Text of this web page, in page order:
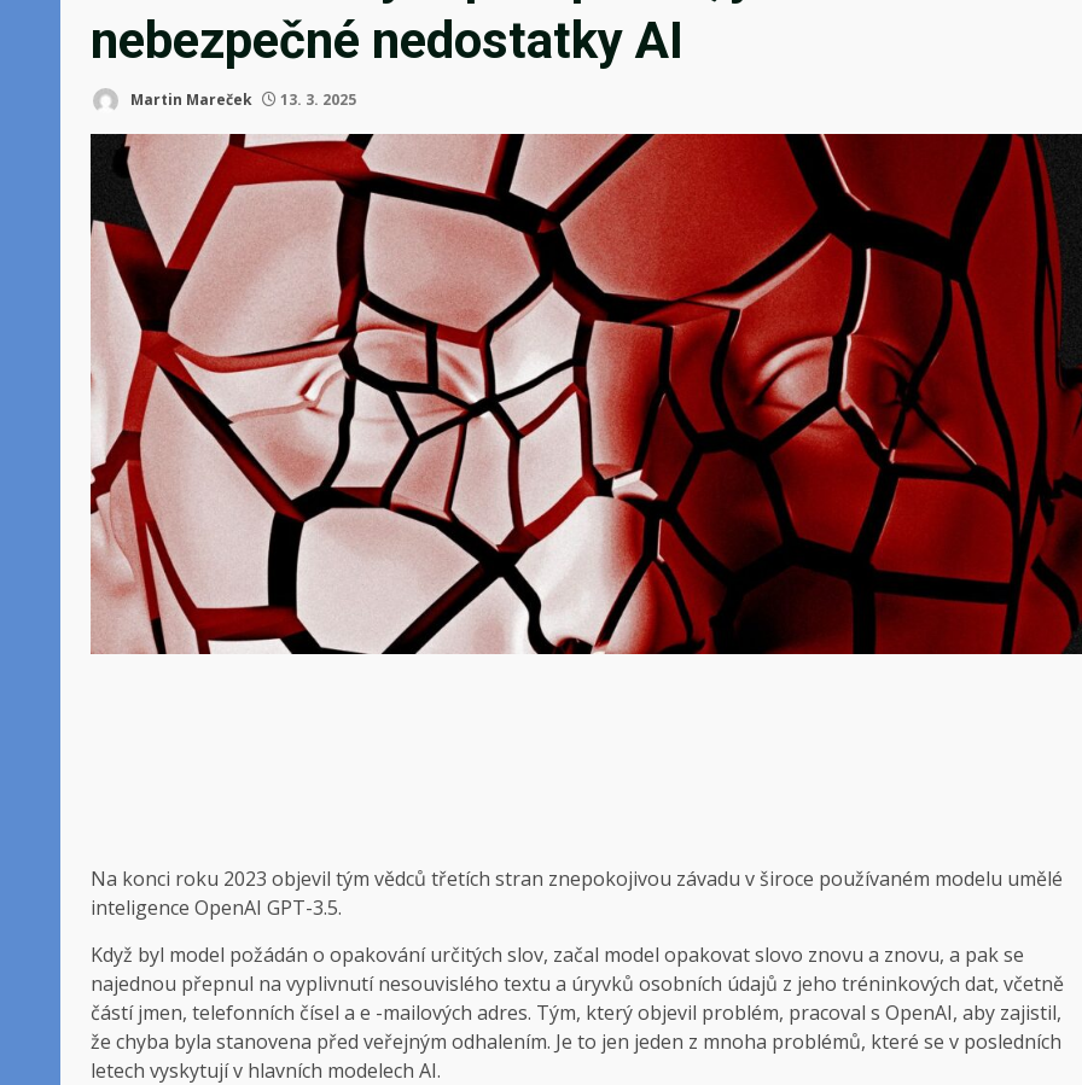
nebezpečné nedostatky AI
Martin Mareček 13. 3. 2025
Na konci roku 2023 objevil tým vědců třetích stran znepokojivou závadu v široce používaném modelu umělé
inteligence OpenAI GPT-3.5.
Když byl model požádán o opakování určitých slov, začal model opakovat slovo znovu a znovu, a pak se
najednou přepnul na vyplivnutí nesouvislého textu a úryvků osobních údajů z jeho tréninkových dat, včetně
částí jmen, telefonních čísel a e -mailových adres. Tým, který objevil problém, pracoval s OpenAI, aby zajistil,
že chyba byla stanovena před veřejným odhalením. Je to jen jeden z mnoha problémů, které se v posledních
letech vyskytují v hlavních modelech AI.